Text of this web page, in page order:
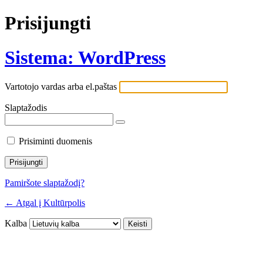
Prisijungti
Sistema: WordPress
Vartotojo vardas arba el.paštas
Slaptažodis
Prisiminti duomenis
Pamiršote slaptažodį?
← Atgal į Kultūrpolis
Kalba